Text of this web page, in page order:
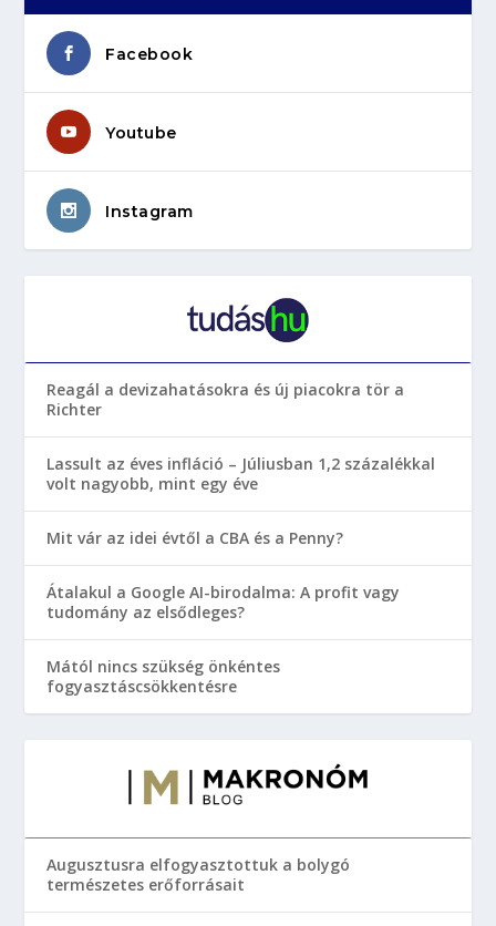
Facebook
Youtube
Instagram
Reagál a devizahatásokra és új piacokra tör a
Richter
Lassult az éves infláció – Júliusban 1,2 százalékkal
volt nagyobb, mint egy éve
Mit vár az idei évtől a CBA és a Penny?
Átalakul a Google AI-birodalma: A profit vagy
tudomány az elsődleges?
Mától nincs szükség önkéntes
fogyasztáscsökkentésre
Augusztusra elfogyasztottuk a bolygó
természetes erőforrásait